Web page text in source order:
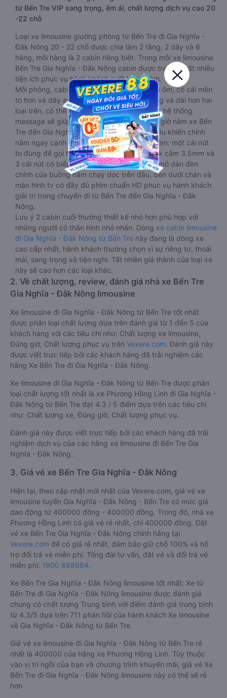
từ Bến Tre VIP sang trọng, êm ái, chất lượng dịch vụ cao 20
-22 chỗ
Loại xe limousine giường phòng từ Bến Tre đi Gia Nghĩa -
Đắk Nông 20 - 22 chỗ được chia làm 2 tầng, 2 dãy và 6
hàng, mỗi hàng là 2 cabin riêng biệt. Trong mỗi xe limousine
Bến Tre Gia Nghĩa - Đắk Nông cabin được trang bị rất nhiều
tiện ích phục vụ hành khách suốt hành trình.
Mỗi phòng, cabin đều có gối nằm rời, có gối ôm, có cái mền
to hơn và dây an toàn seat belt. Giường rộng và dài hơn hai
loại trên, có thể lăn lộn thoải mái. Đặc biệt là hệ thống
massage sẽ giúp bạn thư giãn trong những giờ nằm xe Bến
Tre đến Gia Nghĩa - Đắk Nông dài. Bảng điều khiển chính
nằm ngay cạnh đầu để tiện tay tuỳ chỉnh gồm: một cái nút
to đùng để gọi tiếp viên, 2 cổng USB , 1 jack cắm 3.5mm và
3 cái nút có biểu tượng nguồn dùng để tắt/mở dàn đèn
chính của buồng nằm chạy dọc trên đầu, đèn dưới chân và
màn hình tv có đầy đủ phim chuẩn HD phục vụ hành khách
giải trí trong chuyến đi từ Bến Tre đến Gia Nghĩa - Đắk
Nông.
Lưu ý 2 cabin cuối thường thiết kế nhỏ hơn phù hợp với
những người có thân hình nhỏ nhắn. Dòng xe cabin limousine
đi Gia Nghĩa - Đắk Nông từ Bến Tre này đang là dòng xe
cao cấp nhất, hành khách thường chọn vì sự riêng tư, thoải
mái, sang trọng và tiện nghi. Tất nhiên giá thành của loại xe
này sẽ cao hơn các loại khác.
2. Về chất lượng, review, đánh giá nhà xe Bến Tre
Gia Nghĩa - Đắk Nông limousine
Xe limousine đi Gia Nghĩa - Đắk Nông từ Bến Tre tốt nhất
được phân loại chất lượng dựa trên đánh giá từ 1 đến 5 của
khách hàng với các tiêu chí như: Chất lượng xe limousine,
Đúng giờ, Chất lượng phục vụ trên Vexere.com. Đánh giá này
được viết trực tiếp bởi các khách hàng đã trải nghiệm các
hãng Xe Bến Tre đi Gia Nghĩa - Đắk Nông.
Xe limousine đi Gia Nghĩa - Đắk Nông từ Bến Tre được phân
loại chất lượng tốt nhất là xe Phương Hồng Linh đi Gia Nghĩa -
Đắk Nông từ Bến Tre đạt 4.3 / 5 điểm dựa trên các tiêu chí
như: Chất lượng xe, Đúng giờ, Chất lượng phục vụ.
Đánh giá này được viết trực tiếp bởi các khách hàng đã trải
nghiệm dịch vụ của các hãng xe limousine đi Bến Tre Gia
Nghĩa - Đắk Nông .
3. Giá vé xe Bến Tre Gia Nghĩa - Đắk Nông
Hiện tại, theo cập nhật mới nhất của Vexere.com, giá vé xe
limousine tuyến Gia Nghĩa - Đắk Nông - Bến Tre có mức giá
dao động từ 400000 đồng - 400000 đồng. Trong đó, nhà xe
Phương Hồng Linh có giá vé rẻ nhất, chỉ 400000 đồng. Đặt
vé xe Bến Tre Gia Nghĩa - Đắk Nông chính hãng tại
Vexere.com để có giá rẻ nhất, đảm bảo giữ chỗ 100% và hỗ
trợ đổi trả vé miễn phí. Tổng đài tư vấn, đặt vé và đổi trả vé
miễn phí: 1900 888684.
Xe Bến Tre Gia Nghĩa - Đắk Nông limousine tốt nhất: Xe từ
Bến Tre đi Gia Nghĩa - Đắk Nông limousine được đánh giá
chung có chất lượng Trung bình với điểm đánh giá trung bình
từ 4.3/5 dựa trên 711 phản hồi của hành khách Xe limousine
về Gia Nghĩa - Đắk Nông từ Bến Tre.
Giá vé xe limousine đi Gia Nghĩa - Đắk Nông từ Bến Tre rẻ
nhất là 400000 của hãng xe Phương Hồng Linh. Tùy thuộc
vào vị trí ngồi của bạn và chương trình khuyến mãi, giá vé Xe
Bến Tre đi Gia Nghĩa - Đắk Nông limousine này có thể sẽ rẻ
hơn